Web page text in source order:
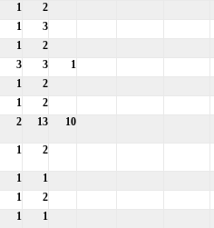
1 2
1 3
1 2
3 3 1
1 2
1 2
2 13 10
1 2
1 1
1 2
1 1